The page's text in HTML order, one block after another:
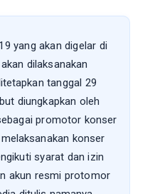
yang akan digelar di
dilaksanakan
tanggal 29
diungkapkan oleh
promotor konser
konser
syarat dan izin
akun resmi protomor